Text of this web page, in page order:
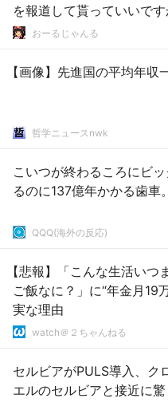
を報道して貰っていいです
おーるじゃんる
【画像】先進国の平均年収
哲学ニュースnwk
こいつが終わるころにビ
るのに137億年かかる歯車
QQQ(海外の反応)
【悲報】「こんな生活い
ご飯なに？」に“年金月19
実な理由
watch＠２ちゃんねる
セルビアがPULS導入、ク
エルのセルビアと接近に驚